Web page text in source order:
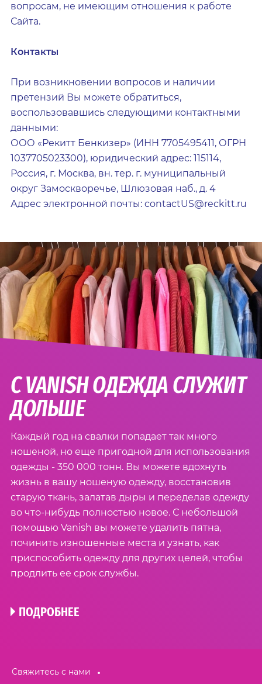
вопросам, не имеющим отношения к работе
Сайта.
Контакты
При возникновении вопросов и наличии
претензий Вы можете обратиться,
воспользовавшись следующими контактными
данными:
ООО «Рекитт Бенкизер» (ИНН 7705495411, ОГРН
1037705023300), юридический адрес: 115114,
Россия, г. Москва, вн. тер. г. муниципальный
округ Замоскворечье, Шлюзовая наб., д. 4
Адрес электронной почты: contactUS@reckitt.ru
С VANISH ОДЕЖДА СЛУЖИТ
ДОЛЬШЕ
Каждый год на свалки попадает так много
ношеной, но еще пригодной для использования
одежды - 350 000 тонн. Вы можете вдохнуть
жизнь в вашу ношеную одежду, восстановив
старую ткань, залатав дыры и переделав одежду
во что-нибудь полностью новое. С небольшой
помощью Vanish вы можете удалить пятна,
починить изношенные места и узнать, как
приспособить одежду для других целей, чтобы
продлить ее срок службы.
ПОДРОБНЕЕ
Свяжитесь с нами